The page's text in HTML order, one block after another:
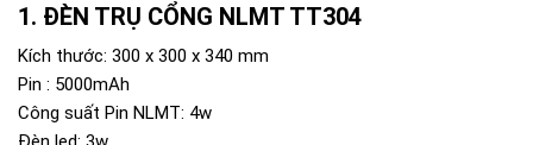
ĐÈN TRỤ CỔNG NLMT TT304
Kích thước: 300 x 300 x 340 mm
Pin : 5000mAh
Công suất Pin NLMT: 4w